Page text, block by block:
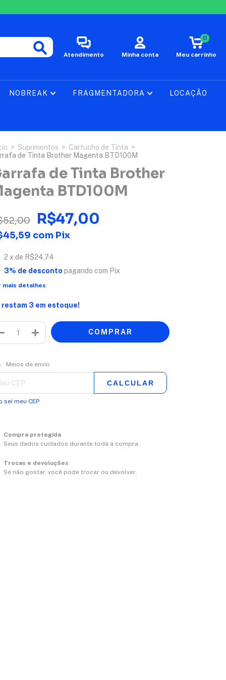
Atendimento Minha conta Meu carrinho
0
NOBREAK FRAGMENTADORA LOCAÇÃO
> Suprimentos > Cartucho de Tinta >
de Tinta Brother Magenta BTD100M
de Tinta Brother
BTD100M
R$47,00
com Pix
2 x de R$24,74
3% de desconto pagando com Pix
mais detalhes
restam 3 em estoque!
para o CEP:
Meios de envio
CALCULAR
sei meu CEP
Compra protegida
Seus dados cuidados durante toda a compra.
Trocas e devoluções
Se não gostar, você pode trocar ou devolver.